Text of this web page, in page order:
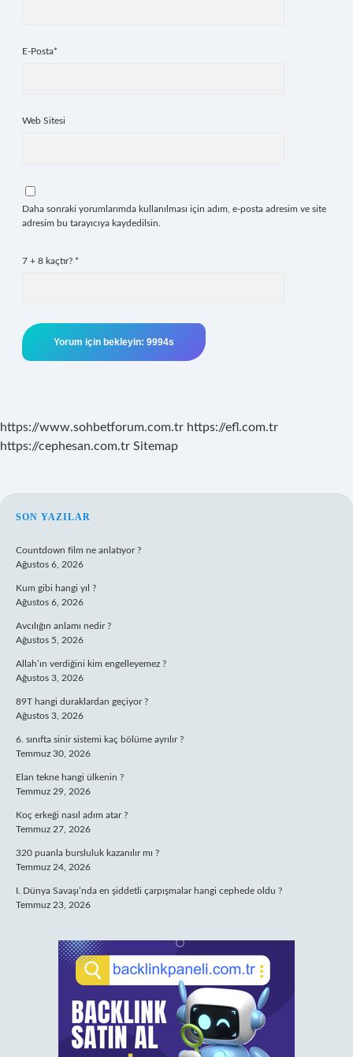
E-Posta*
Web Sitesi
Daha sonraki yorumlarımda kullanılması için adım, e-posta adresim ve site
adresim bu tarayıcıya kaydedilsin.
7 + 8 kaçtır? *
https://www.sohbetforum.com.tr https://efl.com.tr
https://cephesan.com.tr Sitemap
SIDEBAR
SON YAZILAR
Countdown film ne anlatıyor ?
Ağustos 6, 2026
Kum gibi hangi yıl ?
Ağustos 6, 2026
Avcılığın anlamı nedir ?
Ağustos 5, 2026
Allah’ın verdiğini kim engelleyemez ?
Ağustos 3, 2026
89T hangi duraklardan geçiyor ?
Ağustos 3, 2026
6. sınıfta sinir sistemi kaç bölüme ayrılır ?
Temmuz 30, 2026
Elan tekne hangi ülkenin ?
Temmuz 29, 2026
Koç erkeği nasıl adım atar ?
Temmuz 27, 2026
320 puanla bursluluk kazanılır mı ?
Temmuz 24, 2026
I. Dünya Savaşı’nda en şiddetli çarpışmalar hangi cephede oldu ?
Temmuz 23, 2026